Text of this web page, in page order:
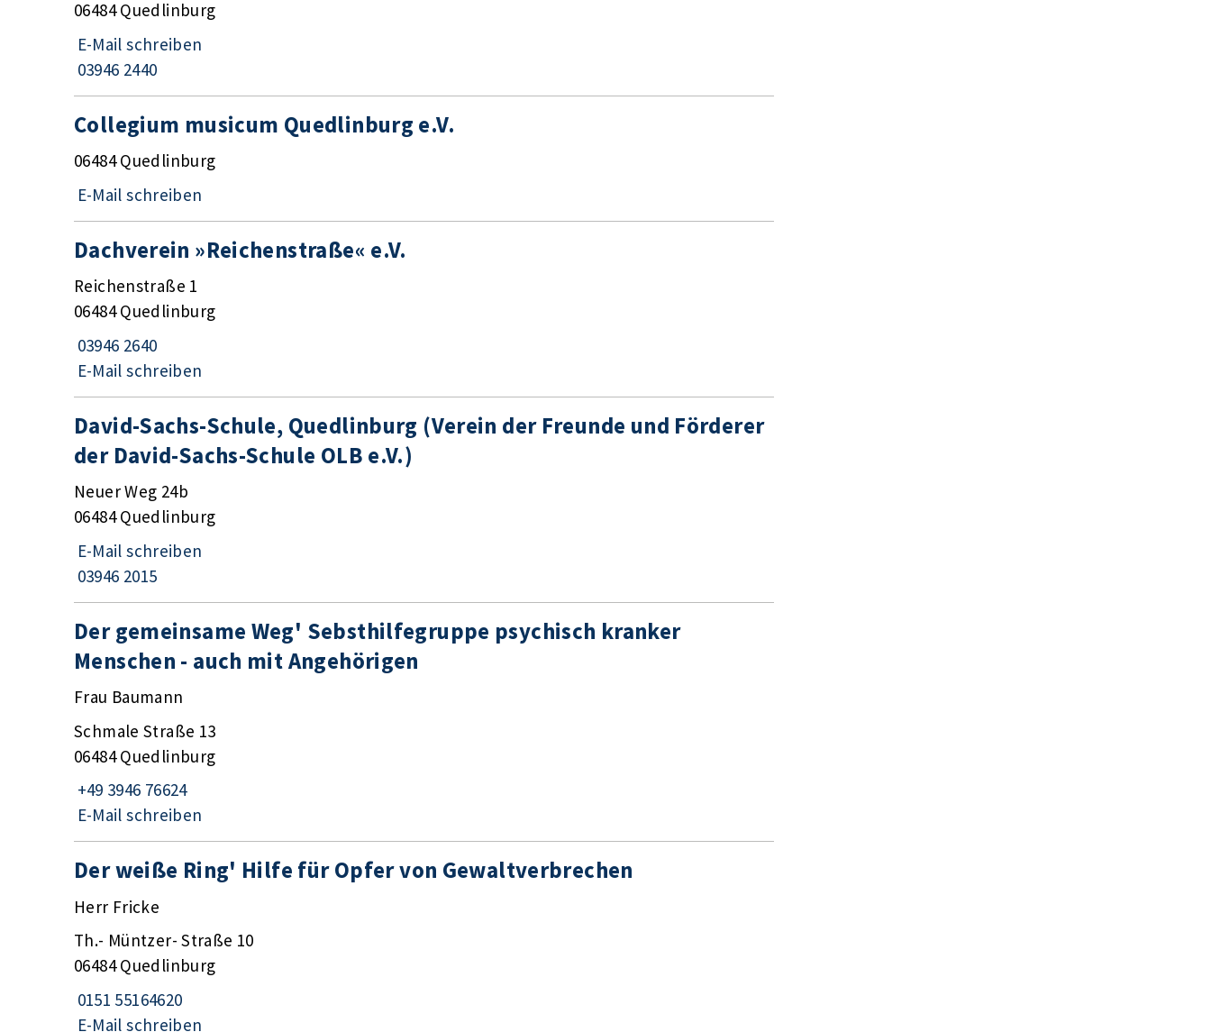
06484 Quedlinburg
E-Mail schreiben
03946 2440
Collegium musicum Quedlinburg e.V.
06484 Quedlinburg
E-Mail schreiben
Dachverein »Reichenstraße« e.V.
Reichenstraße 1
06484 Quedlinburg
03946 2640
E-Mail schreiben
David-Sachs-Schule, Quedlinburg (Verein der Freunde und Förderer
der David-Sachs-Schule OLB e.V.)
Neuer Weg 24b
06484 Quedlinburg
E-Mail schreiben
03946 2015
Der gemeinsame Weg' Sebsthilfegruppe psychisch kranker
Menschen - auch mit Angehörigen
Frau Baumann
Schmale Straße 13
06484 Quedlinburg
+49 3946 76624
E-Mail schreiben
Der weiße Ring' Hilfe für Opfer von Gewaltverbrechen
Herr Fricke
Th.- Müntzer- Straße 10
06484 Quedlinburg
0151 55164620
E-Mail schreiben